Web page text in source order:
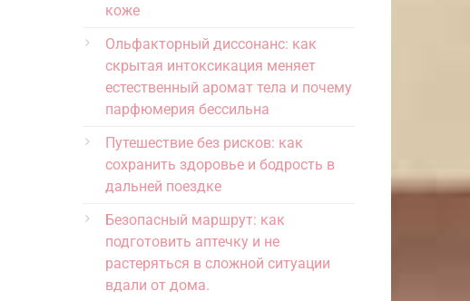
коже
Ольфакторный диссонанс: как
скрытая интоксикация меняет
естественный аромат тела и почему
парфюмерия бессильна
Путешествие без рисков: как
сохранить здоровье и бодрость в
дальней поездке
Безопасный маршрут: как
подготовить аптечку и не
растеряться в сложной ситуации
вдали от дома.